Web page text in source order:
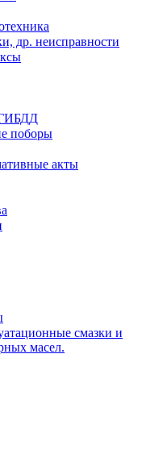
др. неисправности
поборы
акты
смазки и
масел.